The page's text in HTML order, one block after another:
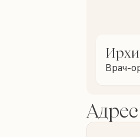
Врач-